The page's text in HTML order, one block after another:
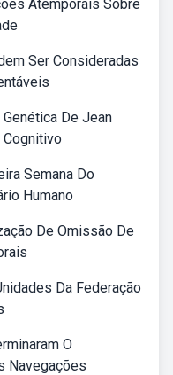
Atemporais Sobre
Ser Consideradas
De Jean
Semana Do
Humano
De Omissão De
Da Federação
O
Navegações